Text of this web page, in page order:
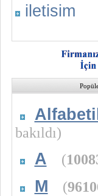
iletisim
bakıldı)
A (
M (